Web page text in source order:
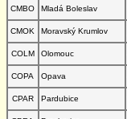
CMBO
Mladá Boleslav
CMOK
Moravský Krumlov
COLM
Olomouc
COPA
Opava
CPAR
Pardubice